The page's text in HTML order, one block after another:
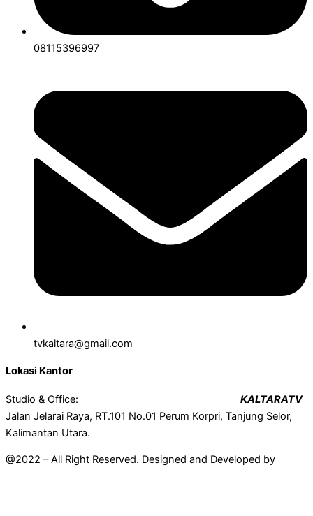
08115396997
tvkaltara@gmail.com
Lokasi Kantor
Studio & Office: KALTARATV
Jalan Jelarai Raya, RT.101 No.01 Perum Korpri, Tanjung Selor,
Kalimantan Utara.
@2022 – All Right Reserved. Designed and Developed by